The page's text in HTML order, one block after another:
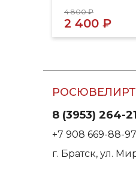
4 800 ₽
2 400 ₽
8 (3953) 264-
+7 908 669-88-97
г. Братск, ул.